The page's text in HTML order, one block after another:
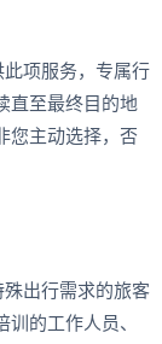
此项服务，专属行
直至最终目的地
主动选择，否
殊出行需求的旅客
的工作人员、